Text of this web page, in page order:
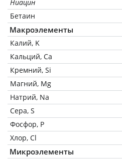
Ниацин
Бетаин
Макроэлементы
Калий, K
Кальций, Ca
Кремний, Si
Магний, Mg
Натрий, Na
Сера, S
Фосфор, P
Хлор, Cl
Микроэлементы